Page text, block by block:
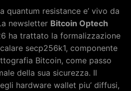
quantum resistance e’ vivo da
newsletter Bitcoin Optech
ha trattato la formalizzazione
secp256k1, componente
Bitcoin, come passo
della sua sicurezza. Il
hardware wallet piu’ diffusi,